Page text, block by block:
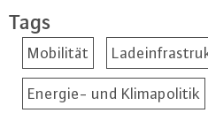
Tags
Mobilität
Energie- und Klimapolitik